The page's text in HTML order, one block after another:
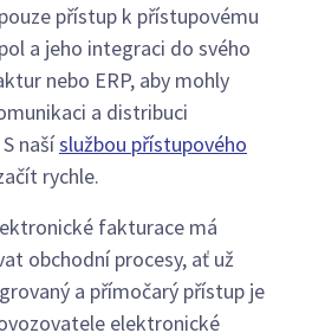
přístup k přístupovému
a jeho integraci do svého
nebo ERP, aby mohly
a distribuci
našíslužbou přístupového
rychle.
fakturace má
obchodní procesy, ať už
a přímočarý přístup je
elektronické